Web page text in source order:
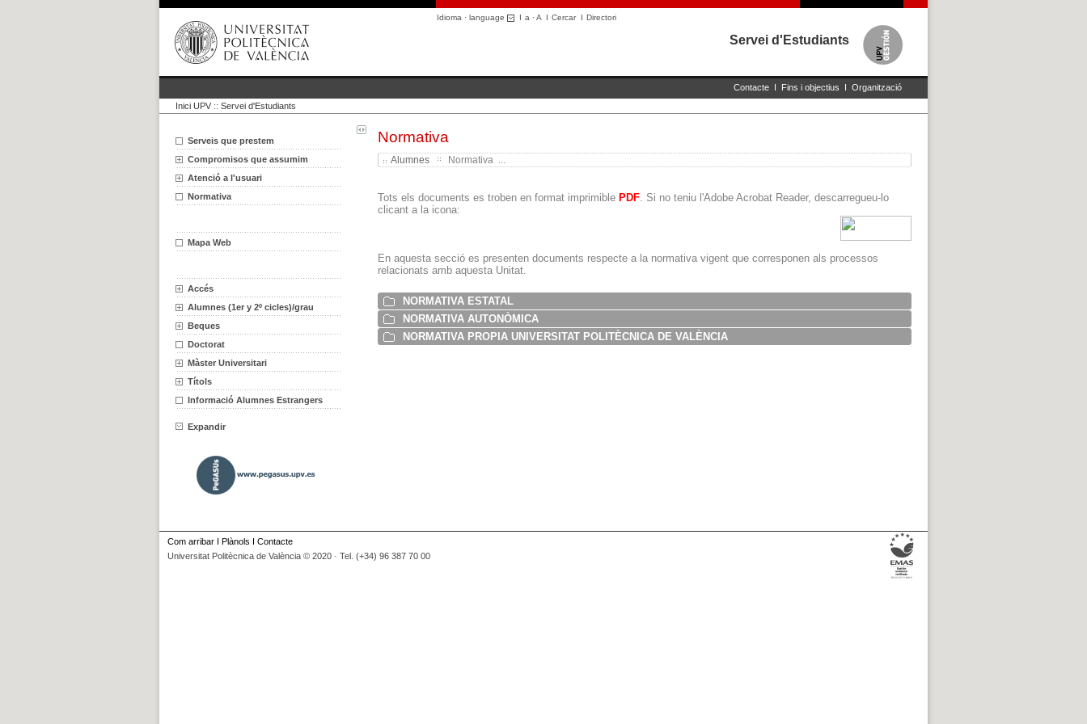
Idioma · language I a ·A I CercarI Directori
Servei d'Estudiants
Contacte I Fins i objectius I Organització
Inici UPV :: Servei d'Estudiants
Serveis que prestem
Compromisos que assumim
Atenció a l'usuari
Normativa
Mapa Web
Accés
Alumnes (1er y 2º cicles)/grau
Beques
Doctorat
Màster Universitari
Títols
Informació Alumnes Estrangers
Expandir
Normativa
Alumnes Normativa ...
Tots els documents es troben en format imprimible PDF. Si no teniu l'Adobe Acrobat Reader, descarregueu-lo
clicant a la icona:
En aquesta secció es presenten documents respecte a la normativa vigent que corresponen als processos
relacionats amb aquesta Unitat.
NORMATIVA ESTATAL
NORMATIVA AUTONÒMICA
NORMATIVA PROPIA UNIVERSITAT POLITÈCNICA DE VALÈNCIA
Com arribar I Plànols I Contacte
Universitat Politècnica de València © 2020 · Tel. (+34) 96 387 70 00